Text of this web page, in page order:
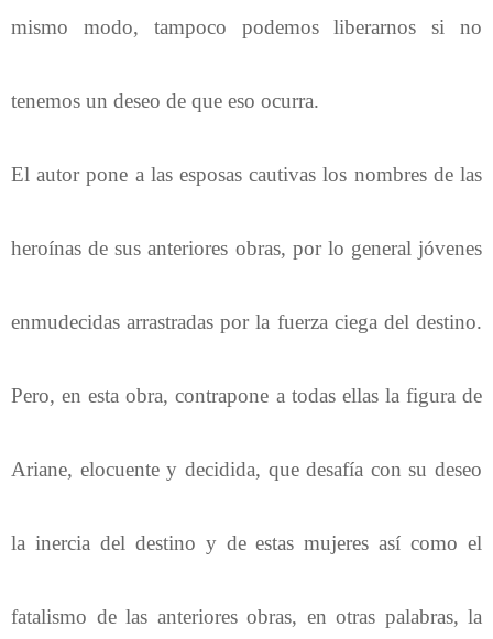
mismo modo, tampoco podemos liberarnos si no
tenemos un deseo de que eso ocurra.
El autor pone a las esposas cautivas los nombres de las
heroínas de sus anteriores obras, por lo general jóvenes
enmudecidas arrastradas por la fuerza ciega del destino.
Pero, en esta obra, contrapone a todas ellas la figura de
Ariane, elocuente y decidida, que desafía con su deseo
la inercia del destino y de estas mujeres así como el
fatalismo de las anteriores obras, en otras palabras, la